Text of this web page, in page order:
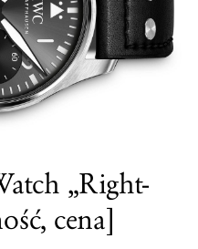
„Right-
cena]